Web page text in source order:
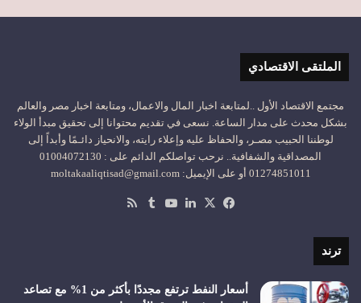
الملتقى الاقتصادي
مجتمع الاقتصاد الأول ..لمتابعة اخبار المال والاعمال، ومتابعة اخبار مصر والعالم
بشكل محدث على مدار الساعة. نسعى في تقديم محتوانا إلى تحقيق مبدأ الولاء
لوطننا الحبيب مصـر، والحفاظ عليه وإعلاء رايته، والانحياز دائـمًا وأبداً إلى
المصداقية والشفافية.. نرحب تواصلكم الدائم على : 01004072130
01274851011 أو على الإيميل: moltakaaliqtisad@gmail.com
فيسبوك
‫X لينكدإن‫YouTube
ترند
أسعار النفط ترتفع مجددًا بأكثر من 1% مع تصاعد